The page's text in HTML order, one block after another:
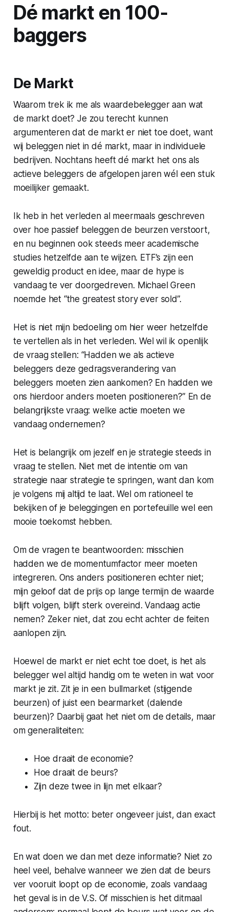
Dé markt en 100-
baggers
De Markt
Waarom trek ik me als waardebelegger aan wat
de markt doet? Je zou terecht kunnen
argumenteren dat de markt er niet toe doet, want
wij beleggen niet in dé markt, maar in individuele
bedrijven. Nochtans heeft dé markt het ons als
actieve beleggers de afgelopen jaren wél een stuk
moeilijker gemaakt.
Ik heb in het verleden al meermaals geschreven
over hoe passief beleggen de beurzen verstoort,
en nu beginnen ook steeds meer academische
studies hetzelfde aan te wijzen. ETF’s zijn een
geweldig product en idee, maar de hype is
vandaag te ver doorgedreven. Michael Green
noemde het “the greatest story ever sold”.
Het is niet mijn bedoeling om hier weer hetzelfde
te vertellen als in het verleden. Wel wil ik openlijk
de vraag stellen: “Hadden we als actieve
beleggers deze gedragsverandering van
beleggers moeten zien aankomen? En hadden we
ons hierdoor anders moeten positioneren?” En de
belangrijkste vraag: welke actie moeten we
vandaag ondernemen?
Het is belangrijk om jezelf en je strategie steeds in
vraag te stellen. Niet met de intentie om van
strategie naar strategie te springen, want dan kom
je volgens mij altijd te laat. Wel om rationeel te
bekijken of je beleggingen en portefeuille wel een
mooie toekomst hebben.
Om de vragen te beantwoorden: misschien
hadden we de momentumfactor meer moeten
integreren. Ons anders positioneren echter niet;
mijn geloof dat de prijs op lange termijn de waarde
blijft volgen, blijft sterk overeind. Vandaag actie
nemen? Zeker niet, dat zou echt achter de feiten
aanlopen zijn.
Hoewel de markt er niet echt toe doet, is het als
belegger wel altijd handig om te weten in wat voor
markt je zit. Zit je in een bullmarket (stijgende
beurzen) of juist een bearmarket (dalende
beurzen)? Daarbij gaat het niet om de details, maar
om generaliteiten:
Hoe draait de economie?
Hoe draait de beurs?
Zijn deze twee in lijn met elkaar?
Hierbij is het motto: beter ongeveer juist, dan exact
fout.
En wat doen we dan met deze informatie? Niet zo
heel veel, behalve wanneer we zien dat de beurs
ver vooruit loopt op de economie, zoals vandaag
het geval is in de V.S. Of misschien is het ditmaal